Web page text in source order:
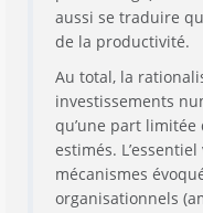
aussi se traduire
de la productivité.
Au total, la
investissements
qu’une part
estimés.
mécanismes
organisationnels